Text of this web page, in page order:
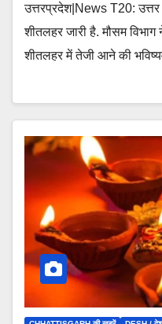
उत्तरप्रदेश|News T20:
शीतलहर जारी है. मौसम
शीतलहर में तेजी आने की